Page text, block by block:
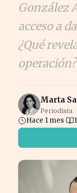
González
acceso a
¿Qué
operación?
Marta
Periodista
Hace 1 mes